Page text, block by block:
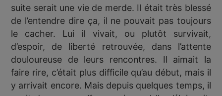
suite serait une vie de merde. Il était très blessé
de l’entendre dire ça, il ne pouvait pas toujours
le cacher. Lui il vivait, ou plutôt survivait,
d’espoir, de liberté retrouvée, dans l’attente
douloureuse de leurs rencontres. Il aimait la
faire rire, c’était plus difficile qu’au début, mais il
y arrivait encore. Mais depuis quelques temps, il